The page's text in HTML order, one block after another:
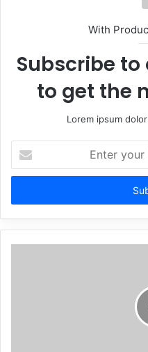
With
Subscribe
to get the
Lorem ipsum
your
Email